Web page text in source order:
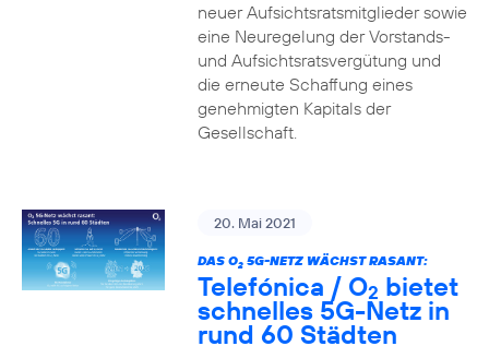
neuer Aufsichtsratsmitglieder sowie
eine Neuregelung der Vorstands-
und Aufsichtsratsvergütung und
die erneute Schaffung eines
genehmigten Kapitals der
Gesellschaft.
20. Mai 2021
DAS O25G-NETZ WÄCHST RASANT:
Telefónica / O2 bietet
schnelles 5G-Netz in
rund 60 Städten